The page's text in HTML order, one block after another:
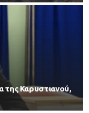
Καρυστιανού,